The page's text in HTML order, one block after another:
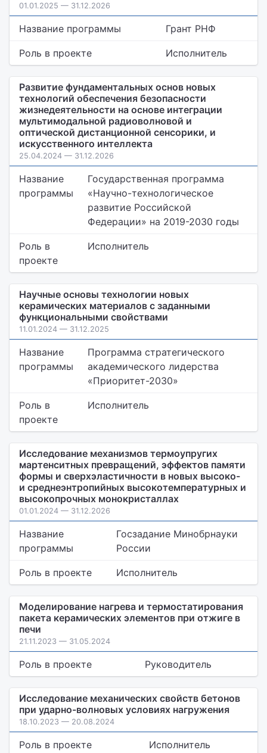
01.01.2025 — 31.12.2026
Название программы Грант РНФ
Роль в проекте Исполнитель
Развитие фундаментальных основ новых
технологий обеспечения безопасности
жизнедеятельности на основе интеграции
мультимодальной радиоволновой и
оптической дистанционной сенсорики, и
искусственного интеллекта
25.04.2024 — 31.12.2026
Название
программы
Государственная программа
«Научно-технологическое
развитие Российской
Федерации» на 2019-2030 годы
Роль в
проекте
Исполнитель
Научные основы технологии новых
керамических материалов с заданными
функциональными свойствами
11.01.2024 — 31.12.2025
Название
программы
Программа стратегического
академического лидерства
«Приоритет-2030»
Роль в
проекте
Исполнитель
Исследование механизмов термоупругих
мартенситных превращений, эффектов памяти
формы и сверхэластичности в новых высоко-
и среднеэнтропийных высокотемпературных и
высокопрочных монокристаллах
01.01.2024 — 31.12.2026
Название
программы
Госзадание Минобрнауки
России
Роль в проекте Исполнитель
Моделирование нагрева и термостатирования
пакета керамических элементов при отжиге в
печи
21.11.2023 — 31.05.2024
Роль в проекте Руководитель
Исследование механических свойств бетонов
при ударно-волновых условиях нагружения
18.10.2023 — 20.08.2024
Роль в проекте Исполнитель